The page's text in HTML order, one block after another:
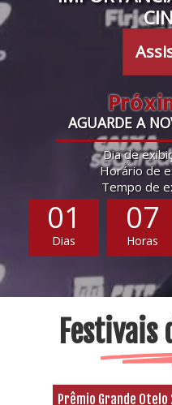
AGUARDE A
Dia de
Horário de
Tempo de
01
Dias
07
Horas
Festivais
Prêmio Grande Otelo